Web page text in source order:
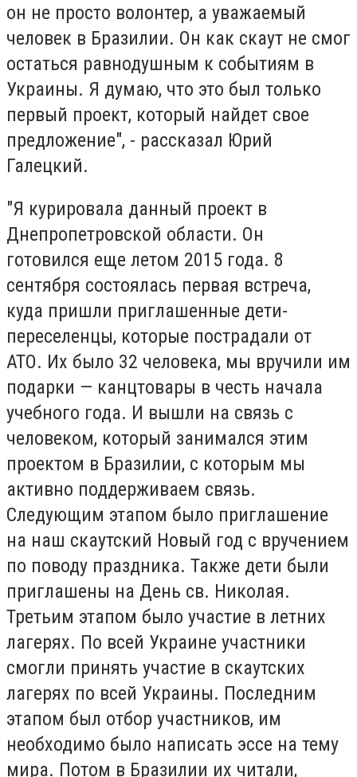
он не просто волонтер, а уважаемый
человек в Бразилии. Он как скаут не смог
остаться равнодушным к событиям в
Украины. Я думаю, что это был только
первый проект, который найдет свое
предложение", - рассказал Юрий
Галецкий.
"Я курировала данный проект в
Днепропетровской области. Он
готовился еще летом 2015 года. 8
сентября состоялась первая встреча,
куда пришли приглашенные дети-
переселенцы, которые пострадали от
АТО. Их было 32 человека, мы вручили им
подарки — канцтовары в честь начала
учебного года. И вышли на связь с
человеком, который занимался этим
проектом в Бразилии, с которым мы
активно поддерживаем связь.
Следующим этапом было приглашение
на наш скаутский Новый год с вручением
по поводу праздника. Также дети были
приглашены на День св. Николая.
Третьим этапом было участие в летних
лагерях. По всей Украине участники
смогли принять участие в скаутских
лагерях по всей Украины. Последним
этапом был отбор участников, им
необходимо было написать эссе на тему
мира. Потом в Бразилии их читали,